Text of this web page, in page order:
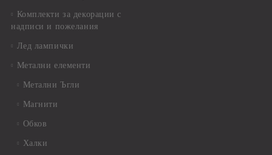
Комплекти за декорации с
надписи и пожелания
Лед лампички
Метални елементи
Метални Ъгли
Магнити
Обков
Халки